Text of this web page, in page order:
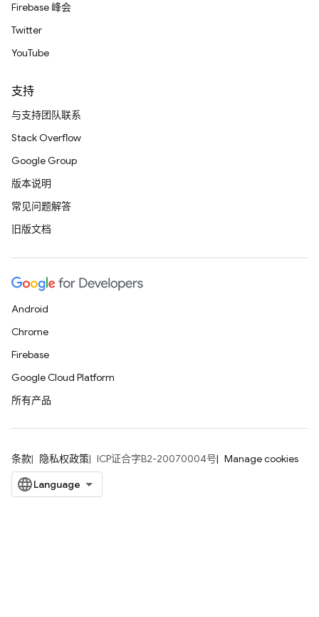
Firebase 峰会
Twitter
YouTube
支持
与支持团队联系
Stack Overflow
Google Group
版本说明
常见问题解答
旧版文档
Android
Chrome
Firebase
Google Cloud Platform
所有产品
条款 隐私权政策 ICP证合字B2-20070004号 Manage cookies